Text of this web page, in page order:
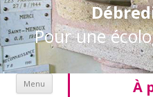
Pour une
À
Menu Aller au contenu